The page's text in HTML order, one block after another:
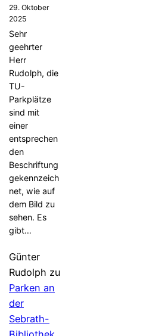
29. Oktober
2025
Sehr
geehrter
Herr
Rudolph, die
TU-
Parkplätze
sind mit
einer
entsprechen
den
Beschriftung
gekennzeich
net, wie auf
dem Bild zu
sehen. Es
gibt…
Günter
Rudolph zu
Parken an
der
Sebrath-